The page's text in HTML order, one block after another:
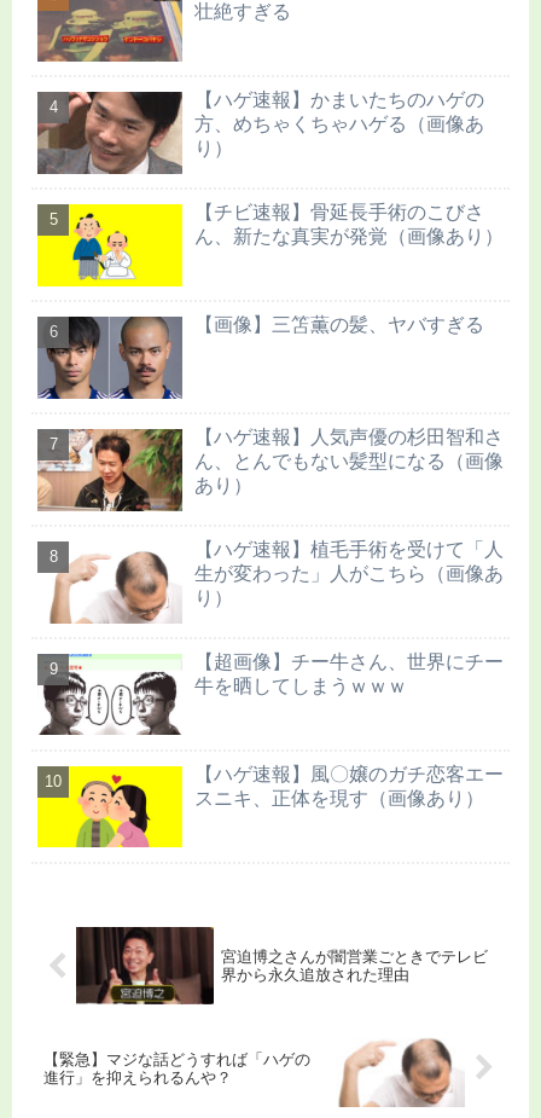
壮絶すぎる
【ハゲ速報】かまいたちのハゲの
方、めちゃくちゃハゲる（画像あ
り）
【チビ速報】骨延長手術のこびさ
ん、新たな真実が発覚（画像あり）
【画像】三笘薫の髪、ヤバすぎる
【ハゲ速報】人気声優の杉田智和さ
ん、とんでもない髪型になる（画像
あり）
【ハゲ速報】植毛手術を受けて「人
生が変わった」人がこちら（画像あ
り）
【超画像】チー牛さん、世界にチー
牛を晒してしまうｗｗｗ
【ハゲ速報】風〇嬢のガチ恋客エー
スニキ、正体を現す（画像あり）
宮迫博之さんが闇営業ごときでテレビ
界から永久追放された理由
【緊急】マジな話どうすれば「ハゲの
進行」を抑えられるんや？